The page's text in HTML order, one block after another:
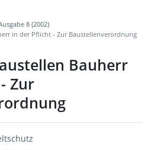
8 (2002)
in der Pflicht - Zur Baustellenverordnung
Bauherr
Zur